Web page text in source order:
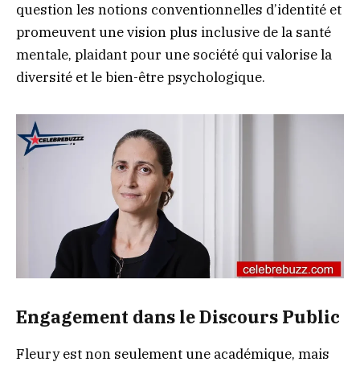
question les notions conventionnelles d’identité et
promeuvent une vision plus inclusive de la santé
mentale, plaidant pour une société qui valorise la
diversité et le bien-être psychologique.
Engagement dans le Discours Public
Fleury est non seulement une académique, mais